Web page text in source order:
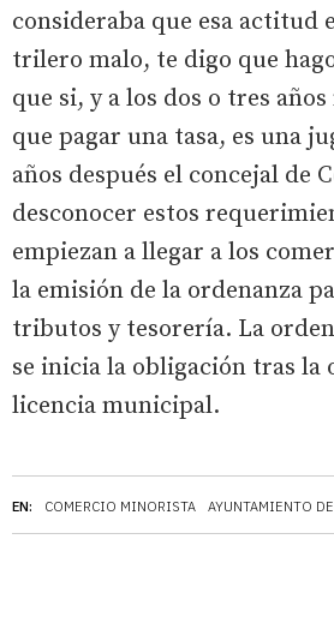
EN: COMERCIO MINORISTA AYUNTAMIENTO
consideraba que esa actitud
trilero malo, te digo que
que si, y a los dos o tres
que pagar una tasa, es una
años después el concejal de
desconocer estos
empiezan a llegar a los
la emisión de la ordenanza
tributos y tesorería. La
se inicia la obligación tras la
licencia municipal.